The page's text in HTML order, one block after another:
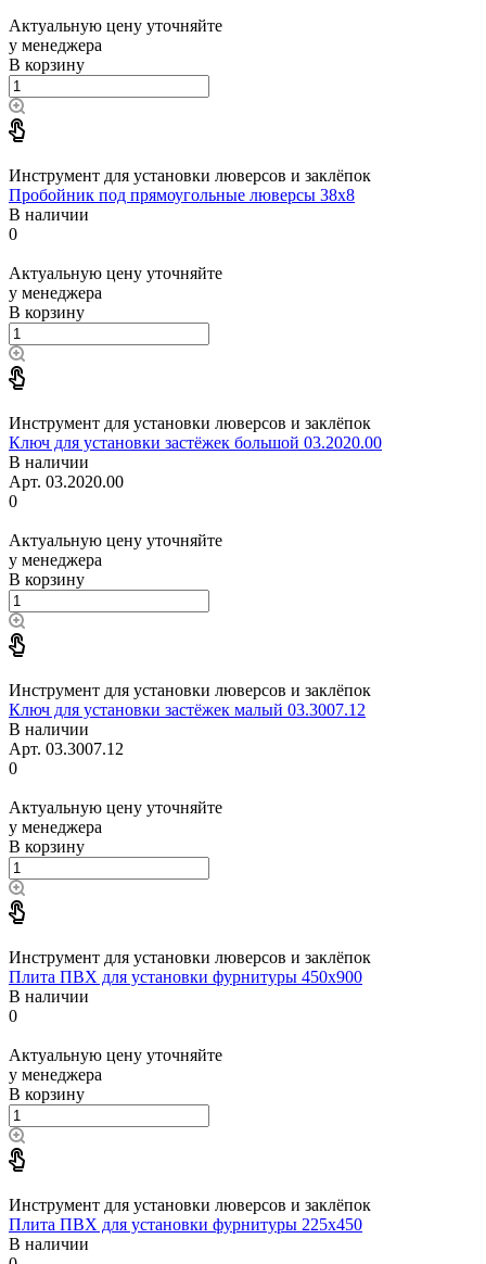
Актуальную цену уточняйте
у менеджера
В корзину
Инструмент для установки люверсов и заклёпок
Пробойник под прямоугольные люверсы 38x8
В наличии
0
Актуальную цену уточняйте
у менеджера
В корзину
Инструмент для установки люверсов и заклёпок
Ключ для установки застёжек большой 03.2020.00
В наличии
Арт. 03.2020.00
0
Актуальную цену уточняйте
у менеджера
В корзину
Инструмент для установки люверсов и заклёпок
Ключ для установки застёжек малый 03.3007.12
В наличии
Арт. 03.3007.12
0
Актуальную цену уточняйте
у менеджера
В корзину
Инструмент для установки люверсов и заклёпок
Плита ПВХ для установки фурнитуры 450x900
В наличии
0
Актуальную цену уточняйте
у менеджера
В корзину
Инструмент для установки люверсов и заклёпок
Плита ПВХ для установки фурнитуры 225х450
В наличии